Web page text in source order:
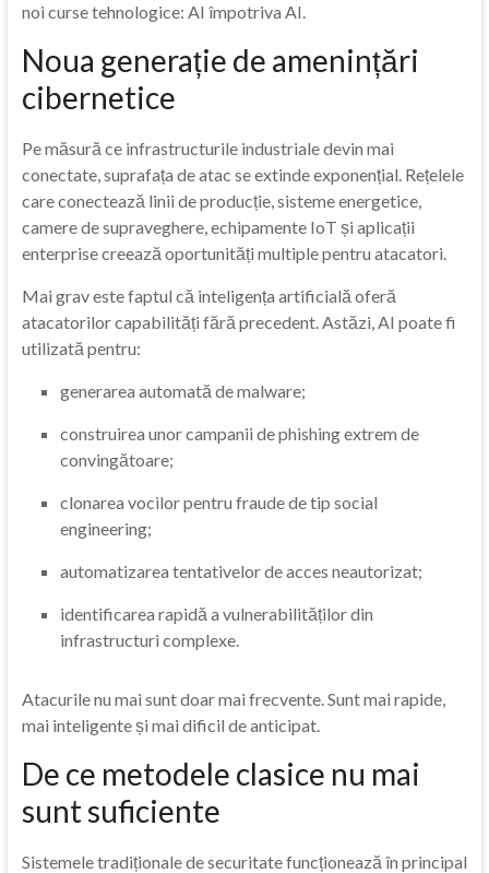
noi curse tehnologice: AI împotriva AI.
Noua generație de amenințări
cibernetice
Pe măsură ce infrastructurile industriale devin mai
conectate, suprafața de atac se extinde exponențial. Rețelele
care conectează linii de producție, sisteme energetice,
camere de supraveghere, echipamente IoT și aplicații
enterprise creează oportunități multiple pentru atacatori.
Mai grav este faptul că inteligența artificială oferă
atacatorilor capabilități fără precedent. Astăzi, AI poate fi
utilizată pentru:
generarea automată de malware;
construirea unor campanii de phishing extrem de
convingătoare;
clonarea vocilor pentru fraude de tip social
engineering;
automatizarea tentativelor de acces neautorizat;
identificarea rapidă a vulnerabilităților din
infrastructuri complexe.
Atacurile nu mai sunt doar mai frecvente. Sunt mai rapide,
mai inteligente și mai dificil de anticipat.
De ce metodele clasice nu mai
sunt suficiente
Sistemele tradiționale de securitate funcționează în principal